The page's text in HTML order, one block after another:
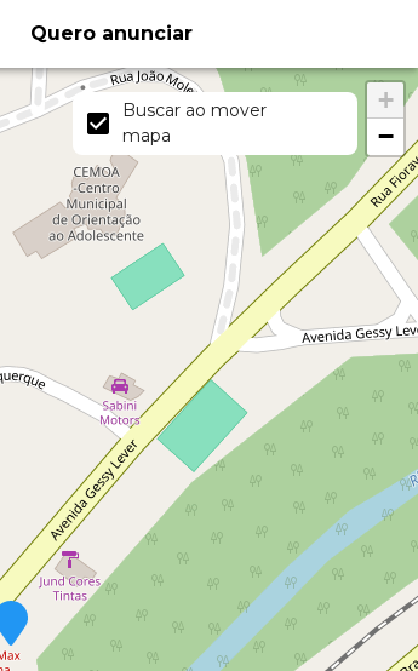
Quero anunciar
+
−
Buscar ao mover
mapa